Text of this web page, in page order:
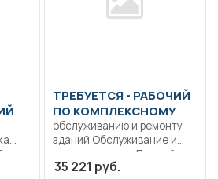
ТРЕБУЕТСЯ - РАБОЧИЙ
ПО КОМПЛЕКСНОМУ
обслуживанию и ремонту
зданий Обслуживание и
ремонт здания.. Полный
рабочий...
35 221 руб.